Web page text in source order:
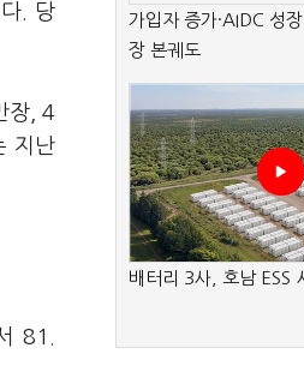
. 당
장, 4
지난
81.
가입자 증가·AIDC 성
장 본궤도
배터리 3사, 호남 ESS